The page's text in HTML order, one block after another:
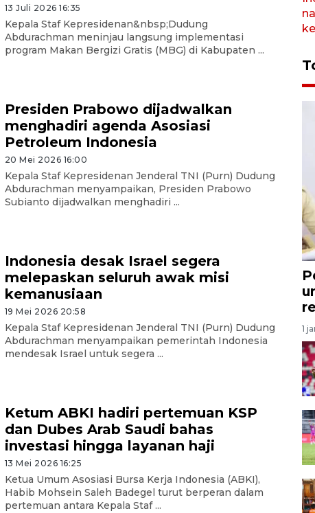
13 Juli 2026 16:35
Kepala Staf Kepresidenan&nbsp;Dudung
Abdurachman meninjau langsung implementasi
program Makan Bergizi Gratis (MBG) di Kabupaten ...
Presiden Prabowo dijadwalkan
menghadiri agenda Asosiasi
Petroleum Indonesia
20 Mei 2026 16:00
Kepala Staf Kepresidenan Jenderal TNI (Purn) Dudung
Abdurachman menyampaikan, Presiden Prabowo
Subianto dijadwalkan menghadiri ...
Indonesia desak Israel segera
melepaskan seluruh awak misi
kemanusiaan
19 Mei 2026 20:58
Kepala Staf Kepresidenan Jenderal TNI (Purn) Dudung
Abdurachman menyampaikan pemerintah Indonesia
mendesak Israel untuk segera ...
Ketum ABKI hadiri pertemuan KSP
dan Dubes Arab Saudi bahas
investasi hingga layanan haji
13 Mei 2026 16:25
Ketua Umum Asosiasi Bursa Kerja Indonesia (ABKI),
Habib Mohsein Saleh Badegel turut berperan dalam
pertemuan antara Kepala Staf ...
1